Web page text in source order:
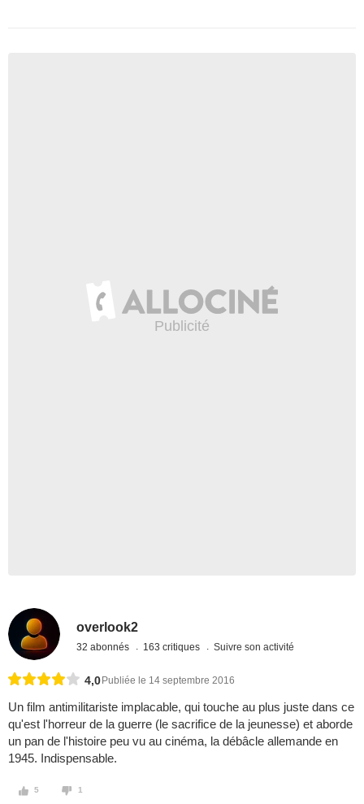
overlook2
32 abonnés 163 critiques Suivre son activité
4,0 Publiée le 14 septembre 2016
Un film antimilitariste implacable, qui touche au plus juste dans ce
qu'est l'horreur de la guerre (le sacrifice de la jeunesse) et aborde
un pan de l'histoire peu vu au cinéma, la débâcle allemande en
1945. Indispensable.
5 1